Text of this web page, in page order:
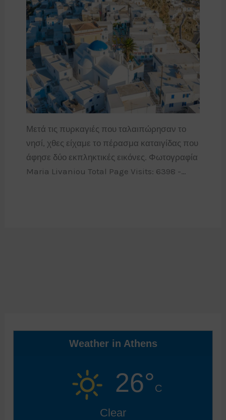
Μετά τις πυρκαγιές που ταλαιπώρησαν το
νησί, χθες είχαμε το πέρασμα καταιγίδας που
άφησε δύο εκπληκτικές εικόνες. Φωτογραφία
Maria Livaniou Total Page Visits: 6398 -…
Weather in Athens
26°C
Clear